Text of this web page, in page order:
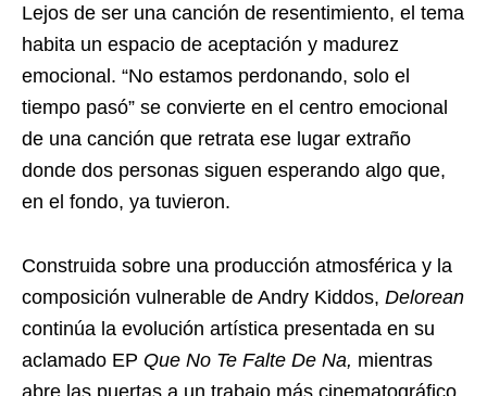
Lejos de ser una canción de resentimiento, el tema
habita un espacio de aceptación y madurez
emocional. “No estamos perdonando, solo el
tiempo pasó” se convierte en el centro emocional
de una canción que retrata ese lugar extraño
donde dos personas siguen esperando algo que,
en el fondo, ya tuvieron.
Construida sobre una producción atmosférica y la
composición vulnerable de Andry Kiddos, Delorean
continúa la evolución artística presentada en su
aclamado EP Que No Te Falte De Na, mientras
abre las puertas a un trabajo más cinematográfico